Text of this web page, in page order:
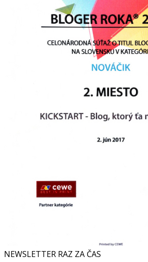
NEWSLETTER RAZ ZA ČAS